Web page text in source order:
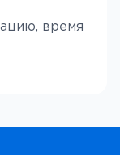
время